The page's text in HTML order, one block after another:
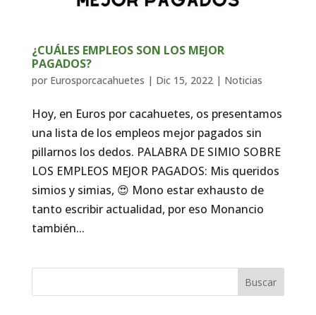
¿CUÁLES EMPLEOS SON LOS MEJOR
PAGADOS?
por Eurosporcacahuetes | Dic 15, 2022| Noticias
Hoy, en Euros por cacahuetes, os presentamos
una lista de los empleos mejor pagados sin
pillarnos los dedos. PALABRA DE SIMIO SOBRE
LOS EMPLEOS MEJOR PAGADOS: Mis queridos
simios y simias, 😍 Mono estar exhausto de
tanto escribir actualidad, por eso Monancio
también...
Buscar